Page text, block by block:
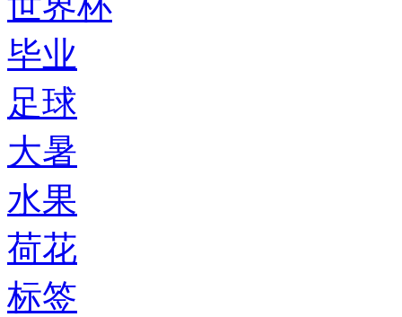
毕业
足球
大暑
水果
荷花
标签